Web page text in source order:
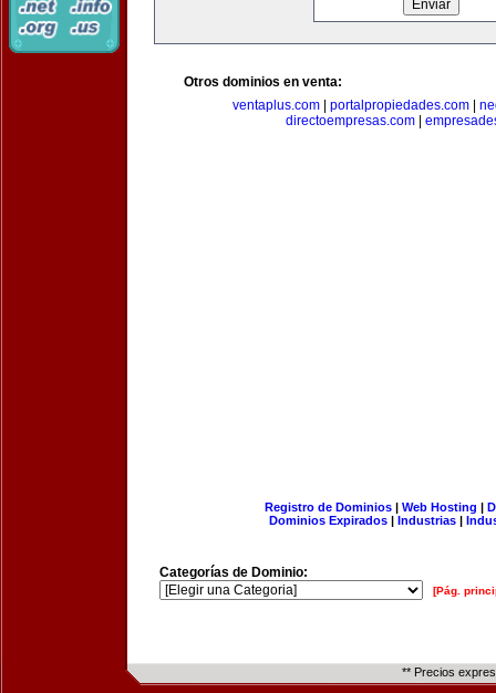
Otros dominios en venta:
ventaplus.com
portalpropiedades.com
directoempresas.com
Registro de Dominios| Web Hosting |
Dominios Expirados | Industrias |
Categorías de Dominio:
[Pág.
** Precios